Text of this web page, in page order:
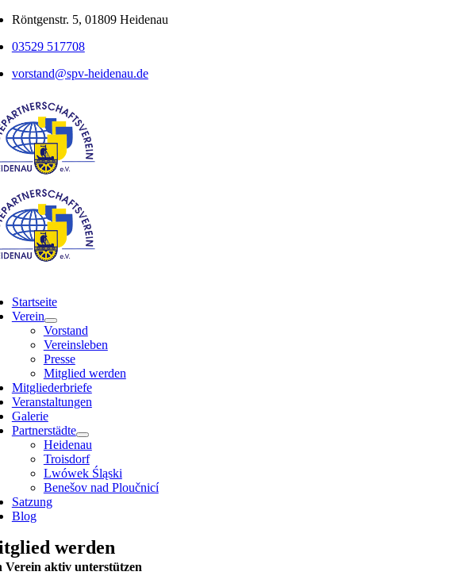
Zum
springen
Röntgenstr. 5, 01809 Heidenau
03529 517708
vorstand@spv-heidenau.de
Startseite
Verein
Vorstand
Vereinsleben
Presse
Mitglied werden
Mitgliederbriefe
Veranstaltungen
Galerie
Partnerstädte
Heidenau
Troisdorf
Lwówek Śląski
Benešov nad Ploučnicí
Satzung
Blog
werden
Verein aktiv unterstützen